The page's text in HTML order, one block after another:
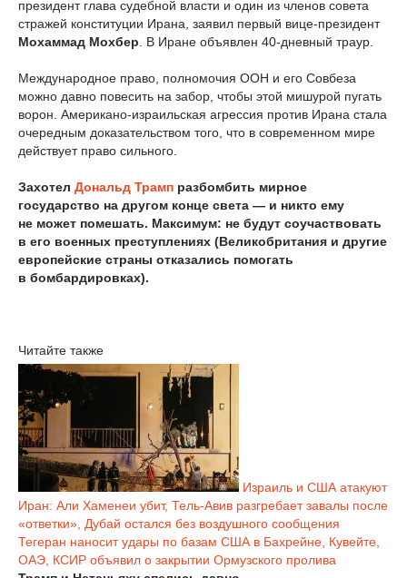
президент глава судебной власти и один из членов совета
стражей конституции Ирана, заявил первый вице-президент
Мохаммад Мохбер . В Иране объявлен 40-дневный траур.
Международное право, полномочия ООН и его Совбеза
можно давно повесить на забор, чтобы этой мишурой пугать
ворон. Американо-израильская агрессия против Ирана стала
очередным доказательством того, что в современном мире
действует право сильного.
Захотел Дональд Трамп разбомбить мирное
государство на другом конце света — и никто ему
не может помешать. Максимум: не будут соучаствовать
в его военных преступлениях (Великобритания и другие
европейские страны отказались помогать
в бомбардировках).
Читайте также
Израиль и США атакуют
Иран: Али Хаменеи убит, Тель-Авив разгребает завалы после
«ответки», Дубай остался без воздушного сообщения
Тегеран наносит удары по базам США в Бахрейне, Кувейте,
ОАЭ, КСИР объявил о закрытии Ормузского пролива